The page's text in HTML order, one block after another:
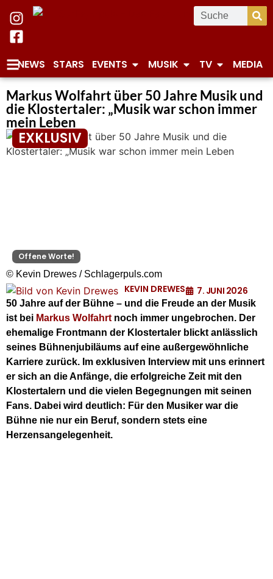
NEWS STARS EVENTS MUSIK TV MEDIA
Markus Wolfahrt über 50 Jahre Musik und
die Klostertaler: „Musik war schon immer
mein Leben
EXKLUSIV
Offene Worte!
© Kevin Drewes / Schlagerpuls.com
KEVIN DREWES 7. JUNI 2026
50 Jahre auf der Bühne – und die Freude an der Musik
ist bei Markus Wolfahrt noch immer ungebrochen. Der
ehemalige Frontmann der Klostertaler blickt anlässlich
seines Bühnenjubiläums auf eine außergewöhnliche
Karriere zurück. Im exklusiven Interview mit uns erinnert
er sich an die Anfänge, die erfolgreiche Zeit mit den
Klostertalern und die vielen Begegnungen mit seinen
Fans. Dabei wird deutlich: Für den Musiker war die
Bühne nie nur ein Beruf, sondern stets eine
Herzensangelegenheit.